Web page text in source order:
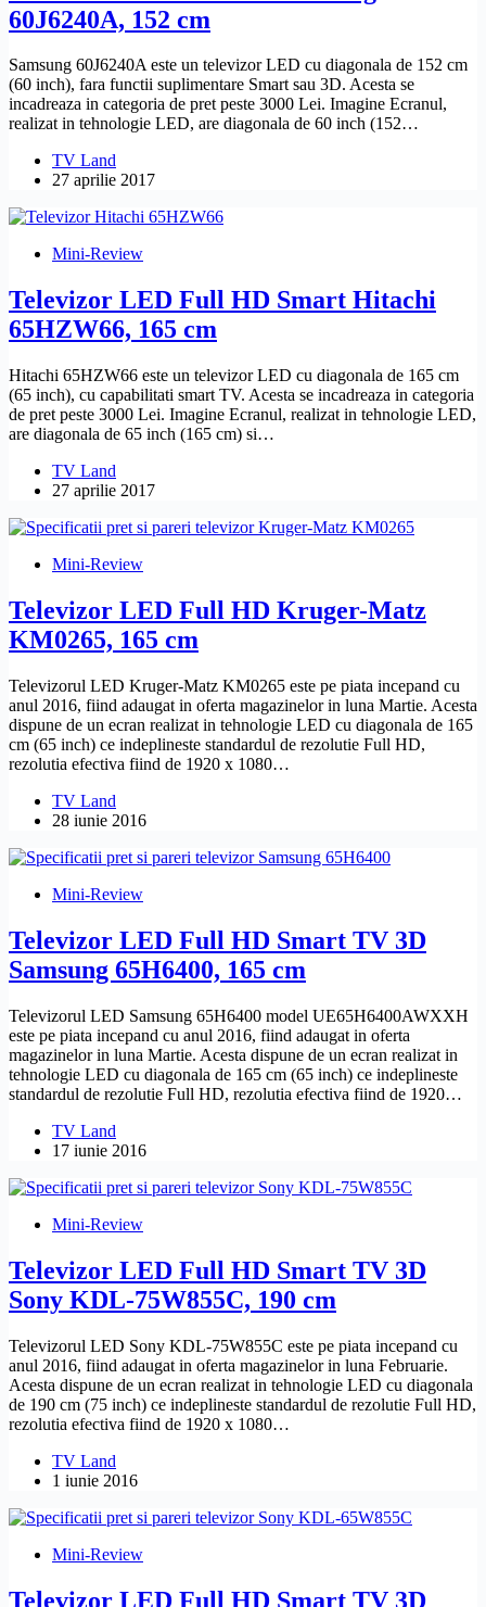
60J6240A, 152 cm
Samsung 60J6240A este un televizor LED cu diagonala de 152 cm
(60 inch), fara functii suplimentare Smart sau 3D. Acesta se
incadreaza in categoria de pret peste 3000 Lei. Imagine Ecranul,
realizat in tehnologie LED, are diagonala de 60 inch (152…
TV Land
27 aprilie 2017
Mini-Review
Televizor LED Full HD Smart Hitachi
65HZW66, 165 cm
Hitachi 65HZW66 este un televizor LED cu diagonala de 165 cm
(65 inch), cu capabilitati smart TV. Acesta se incadreaza in categoria
de pret peste 3000 Lei. Imagine Ecranul, realizat in tehnologie LED,
are diagonala de 65 inch (165 cm) si…
TV Land
27 aprilie 2017
Mini-Review
Televizor LED Full HD Kruger-Matz
KM0265, 165 cm
Televizorul LED Kruger-Matz KM0265 este pe piata incepand cu
anul 2016, fiind adaugat in oferta magazinelor in luna Martie. Acesta
dispune de un ecran realizat in tehnologie LED cu diagonala de 165
cm (65 inch) ce indeplineste standardul de rezolutie Full HD,
rezolutia efectiva fiind de 1920 x 1080…
TV Land
28 iunie 2016
Mini-Review
Televizor LED Full HD Smart TV 3D
Samsung 65H6400, 165 cm
Televizorul LED Samsung 65H6400 model UE65H6400AWXXH
este pe piata incepand cu anul 2016, fiind adaugat in oferta
magazinelor in luna Martie. Acesta dispune de un ecran realizat in
tehnologie LED cu diagonala de 165 cm (65 inch) ce indeplineste
standardul de rezolutie Full HD, rezolutia efectiva fiind de 1920…
TV Land
17 iunie 2016
Mini-Review
Televizor LED Full HD Smart TV 3D
Sony KDL-75W855C, 190 cm
Televizorul LED Sony KDL-75W855C este pe piata incepand cu
anul 2016, fiind adaugat in oferta magazinelor in luna Februarie.
Acesta dispune de un ecran realizat in tehnologie LED cu diagonala
de 190 cm (75 inch) ce indeplineste standardul de rezolutie Full HD,
rezolutia efectiva fiind de 1920 x 1080…
TV Land
1 iunie 2016
Mini-Review
Televizor LED Full HD Smart TV 3D